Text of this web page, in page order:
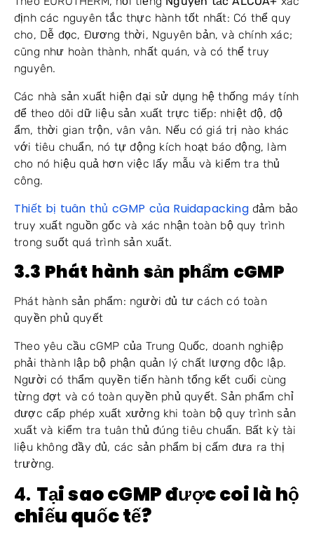
định các nguyên tắc thực hành tốt nhất: Có thể quy
cho, Dễ đọc, Đương thời, Nguyên bản, và chính xác;
cũng như hoàn thành, nhất quán, và có thể truy
nguyên.
Các nhà sản xuất hiện đại sử dụng hệ thống máy tính
để theo dõi dữ liệu sản xuất trực tiếp: nhiệt độ, độ
ẩm, thời gian trộn, vân vân. Nếu có giá trị nào khác
với tiêu chuẩn, nó tự động kích hoạt báo động, làm
cho nó hiệu quả hơn việc lấy mẫu và kiểm tra thủ
công.
Thiết bị tuân thủ cGMP của Ruidapackingđảm bảo
truy xuất nguồn gốc và xác nhận toàn bộ quy trình
trong suốt quá trình sản xuất.
3.3 Phát hành sản phẩm cGMP
Phát hành sản phẩm: người đủ tư cách có toàn
quyền phủ quyết
Theo yêu cầu cGMP của Trung Quốc, doanh nghiệp
phải thành lập bộ phận quản lý chất lượng độc lập.
Người có thẩm quyền tiến hành tổng kết cuối cùng
từng đợt và có toàn quyền phủ quyết. Sản phẩm chỉ
được cấp phép xuất xưởng khi toàn bộ quy trình sản
xuất và kiểm tra tuân thủ đúng tiêu chuẩn. Bất kỳ tài
liệu không đầy đủ, các sản phẩm bị cấm đưa ra thị
trường.
4. Tại sao cGMP được coi là hộ
chiếu quốc tế?